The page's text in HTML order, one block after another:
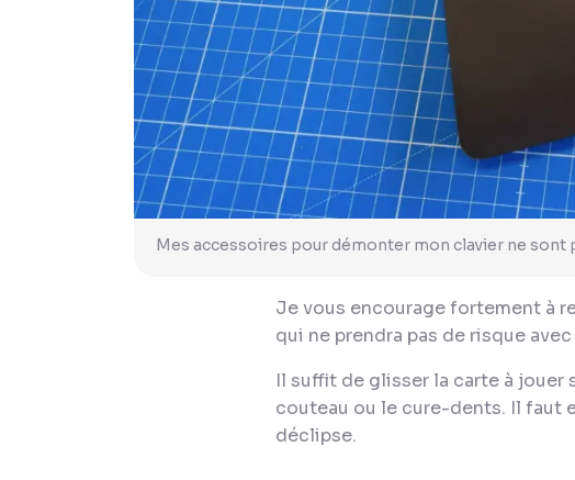
Mes accessoires pour démonter mon clavier ne sont
Je vous encourage fortement à
qui ne prendra pas de risque
Il suffit de glisser la carte à jouer
couteau ou le cure-dents. Il faut
déclipse.